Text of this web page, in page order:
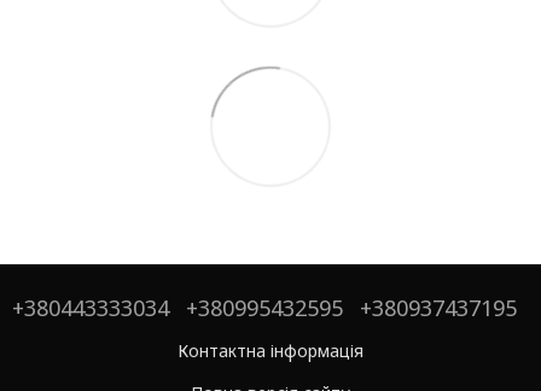
+380443333034 +380995432595 +380937437195
Контактна інформація